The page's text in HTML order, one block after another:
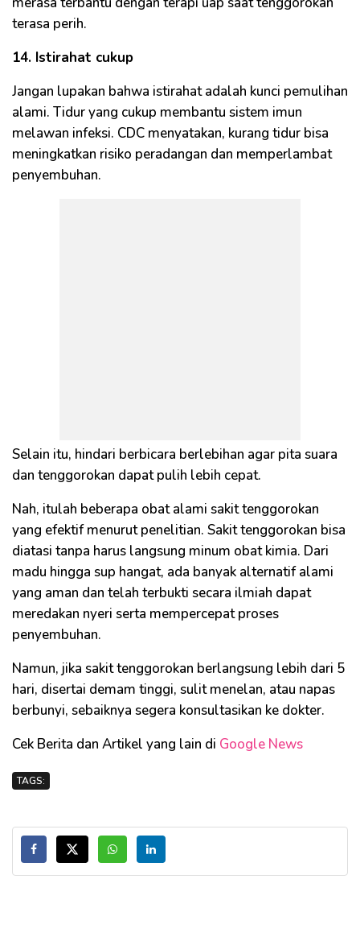
terasa perih.
14. Istirahat cukup
Jangan lupakan bahwa istirahat adalah kunci pemulihan
alami. Tidur yang cukup membantu sistem imun
melawan infeksi. CDC menyatakan, kurang tidur bisa
meningkatkan risiko peradangan dan memperlambat
penyembuhan.
Selain itu, hindari berbicara berlebihan agar pita suara
dan tenggorokan dapat pulih lebih cepat.
Nah, itulah beberapa obat alami sakit tenggorokan
yang efektif menurut penelitian. Sakit tenggorokan bisa
diatasi tanpa harus langsung minum obat kimia. Dari
madu hingga sup hangat, ada banyak alternatif alami
yang aman dan telah terbukti secara ilmiah dapat
meredakan nyeri serta mempercepat proses
penyembuhan.
Namun, jika sakit tenggorokan berlangsung lebih dari 5
hari, disertai demam tinggi, sulit menelan, atau napas
berbunyi, sebaiknya segera konsultasikan ke dokter.
Cek Berita dan Artikel yang lain di Google News
TAGS: